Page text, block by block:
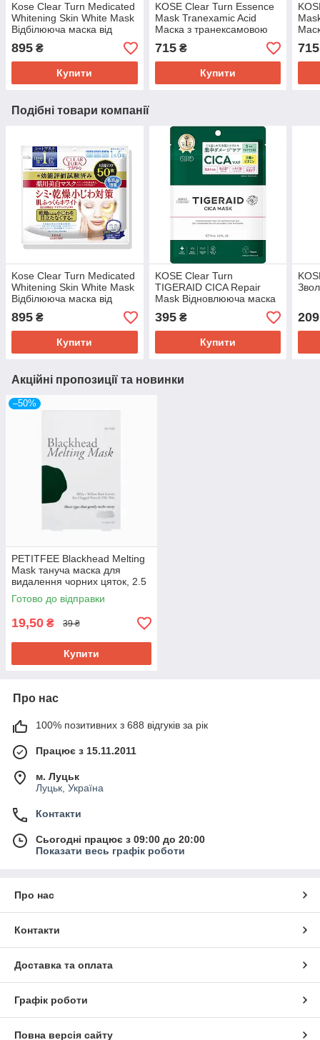
Kose Clear Turn Medicated
Whitening Skin White Mask
Відбілююча маска від
дрібних зморшок, з
ніацинамидом, 50 шт
895 ₴
Купити
KOSE Clear Turn Essence
Mask Tranexamic Acid
Маска з транексамовою
кислотою, 30 шт
715₴
Купити
715
Подібні товари компанії
Kose Clear Turn Medicated
Whitening Skin White Mask
Відбілююча маска від
ніацинамидом, 50 шт
895 ₴
Купити
KOSE Clear Turn
TIGERAID CICA Repair
Mask Відновлююча маска
для проблемної шкіри, 7
шт
395₴
Купити
209
Акційні пропозиції та новинки
–50%
PETITFEE Blackhead Melting
Mask тануча маска для
видалення чорних цяток, 2.5
мл 1 шт. До 08/2026
Готово до відправки
19,50 ₴ 39 ₴
Купити
Про нас
100% позитивних з 688 відгуків за рік
Працює з 15.11.2011
м. Луцьк
Луцьк, Україна
Контакти
Сьогодні працює з 09:00 до 20:00
Показати весь графік роботи
Про нас
Контакти
Доставка та оплата
Графік роботи
Повна версія сайту